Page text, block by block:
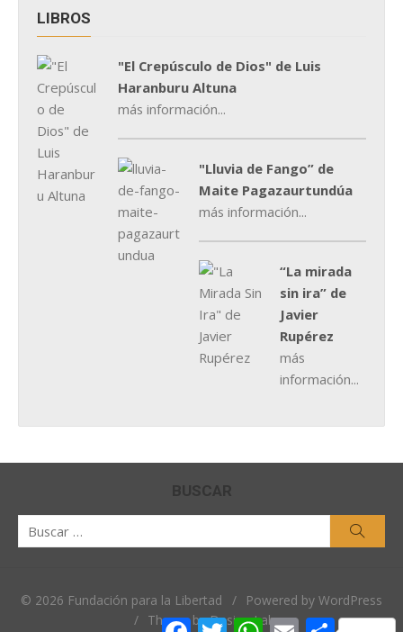
LIBROS
"El Crepúsculo de Dios" de Luis
Haranburu Altuna
más información...
"Lluvia de Fango” de
Maite Pagazaurtundúa
más información...
“La mirada
sin ira” de
Javier
Rupérez
más
información...
BUSCAR
© 2026 Fundación para la Libertad /
Powered by WordPress
/ Theme by Design Lab
Facebook
TwitterWhatsApp
EmailCompartir